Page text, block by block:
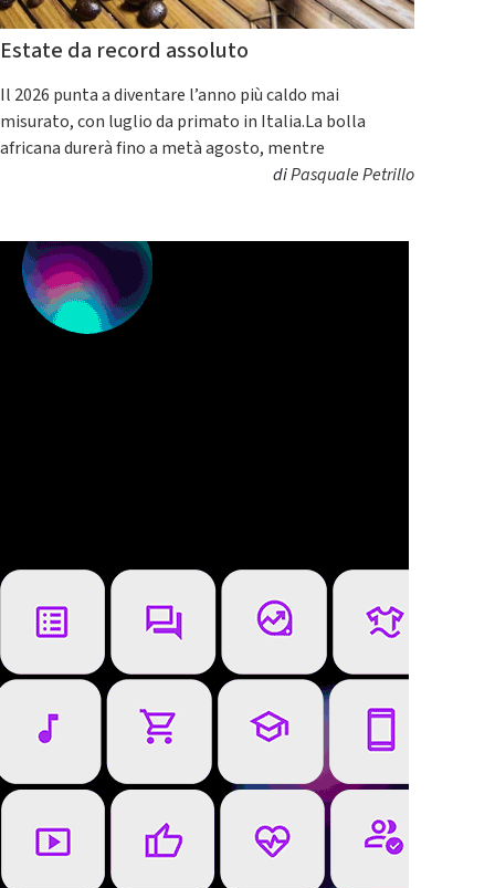
Estate da record assoluto
Il 2026 punta a diventare l’anno più caldo mai
misurato, con luglio da primato in Italia.La bolla
africana durerà fino a metà agosto, mentre
diPasquale Petrillo